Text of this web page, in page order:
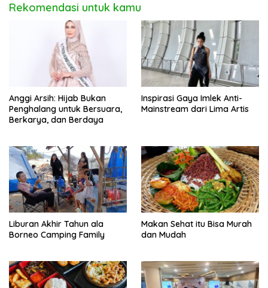
Rekomendasi untuk kamu
Anggi Arsih: Hijab Bukan
Penghalang untuk Bersuara,
Berkarya, dan Berdaya
Inspirasi Gaya Imlek Anti-
Mainstream dari Lima Artis
Liburan Akhir Tahun ala
Borneo Camping Family
Makan Sehat itu Bisa Murah
dan Mudah